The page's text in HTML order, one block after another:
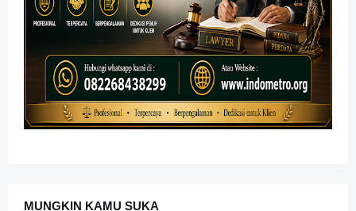
MUNGKIN KAMU SUKA